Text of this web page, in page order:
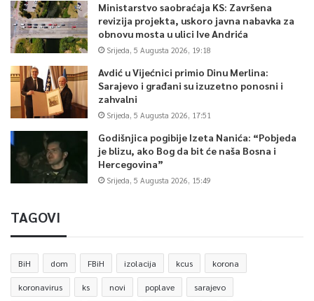
Ministarstvo saobraćaja KS: Završena
revizija projekta, uskoro javna nabavka za
obnovu mosta u ulici Ive Andrića
Srijeda, 5 Augusta 2026, 19:18
Avdić u Vijećnici primio Dinu Merlina:
Sarajevo i građani su izuzetno ponosni i
zahvalni
Srijeda, 5 Augusta 2026, 17:51
Godišnjica pogibije Izeta Nanića: “Pobjeda
je blizu, ako Bog da bit će naša Bosna i
Hercegovina”
Srijeda, 5 Augusta 2026, 15:49
TAGOVI
BiH dom FBiH izolacija kcus korona
koronavirus ks novi poplave sarajevo